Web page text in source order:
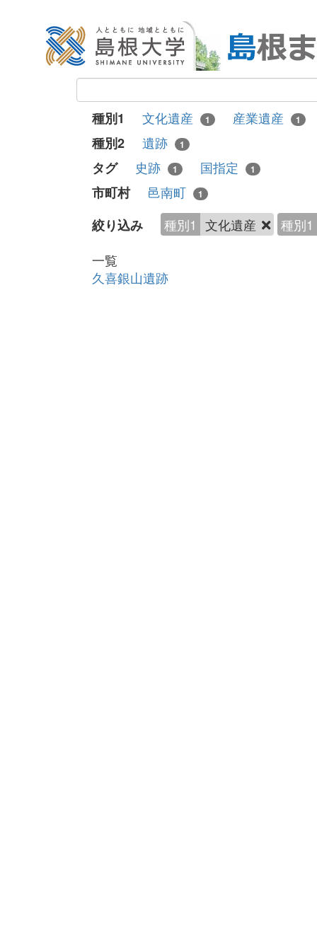
種別1 文化遺産 1 産業遺産 1
種別2 遺跡 1
タグ 史跡 1 国指定 1
市町村 邑南町 1
絞り込み 種別1 文化遺産
種別1
一覧
久喜銀山遺跡